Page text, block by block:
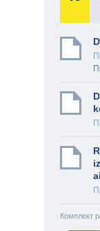
Комплект